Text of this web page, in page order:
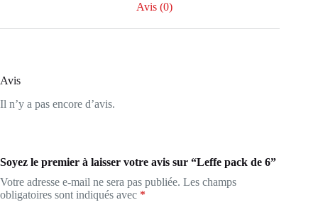
Avis (0)
Avis
Il n’y a pas encore d’avis.
Soyez le premier à laisser votre avis sur “Leffe pack de 6”
Votre adresse e-mail ne sera pas publiée. Les champs
obligatoires sont indiqués avec *